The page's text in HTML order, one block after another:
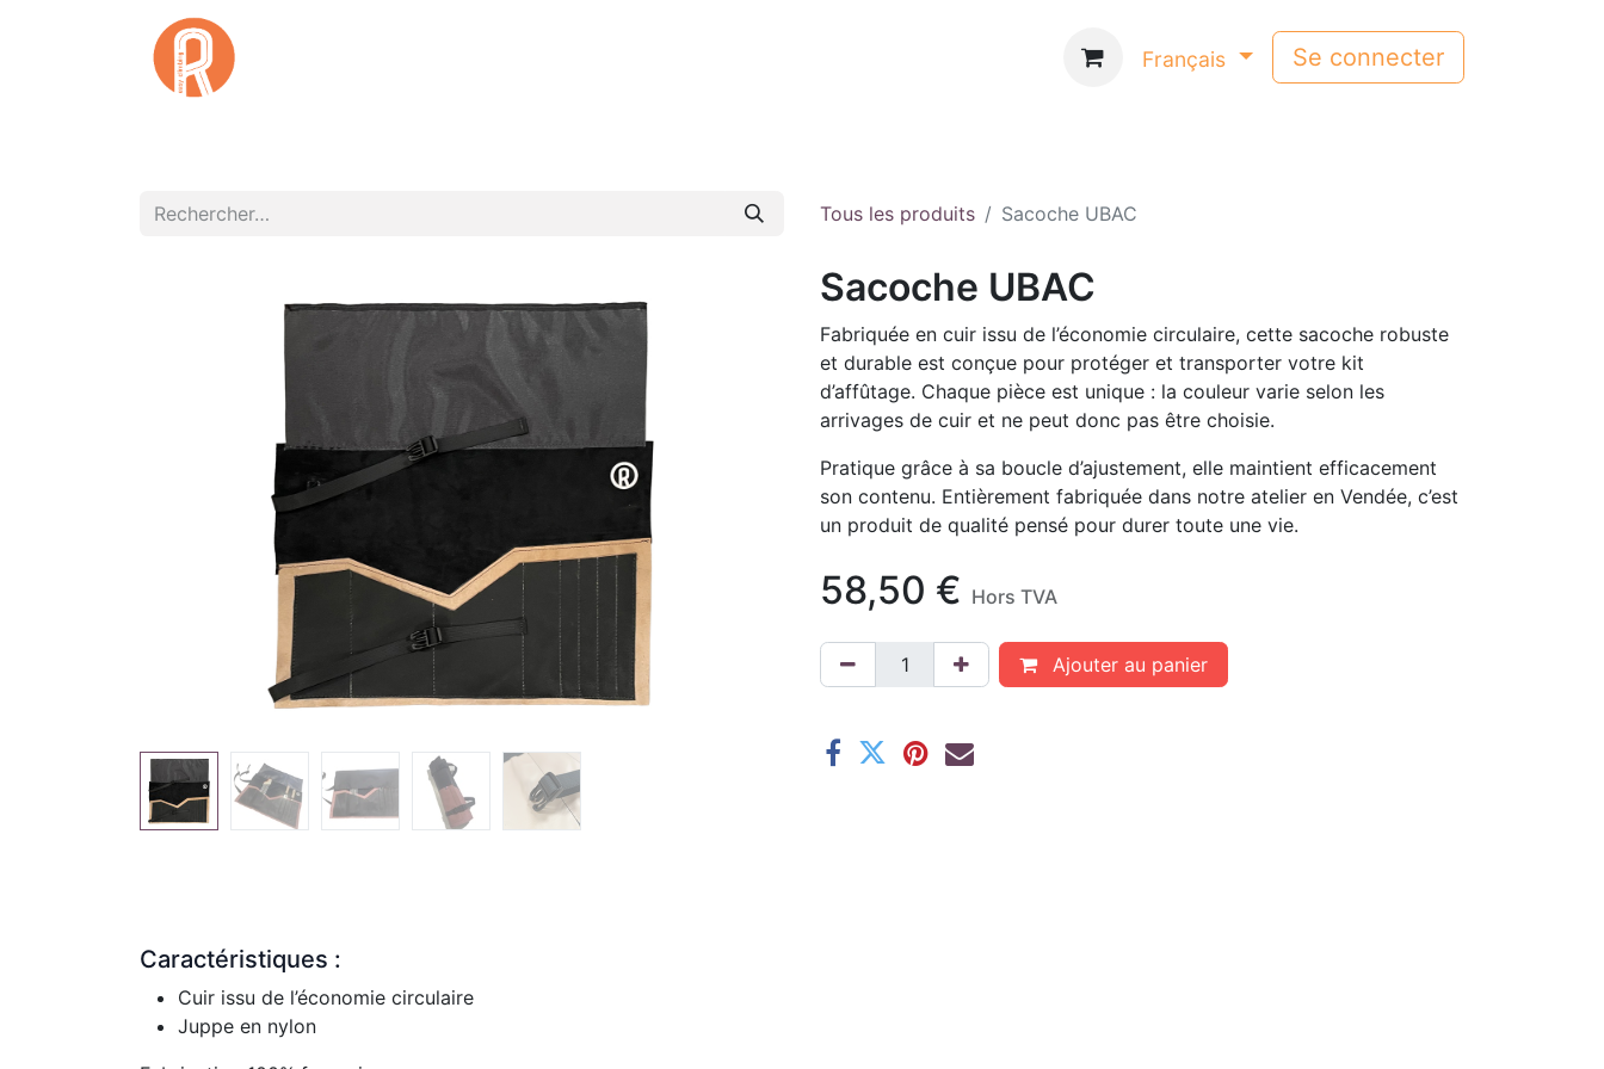
Français Se connecter
Tous les produits Sacoche UBAC
Sacoche UBAC
Fabriquée en cuir issu de l’économie circulaire, cette sacoche robuste
et durable est conçue pour protéger et transporter votre kit
d’affûtage. Chaque pièce est unique : la couleur varie selon les
arrivages de cuir et ne peut donc pas être choisie.
Pratique grâce à sa boucle d’ajustement, elle maintient efficacement
son contenu. Entièrement fabriquée dans notre atelier en Vendée, c’est
un produit de qualité pensé pour durer toute une vie.
58,50 € Hors TVA
Ajouter au panier
Caractéristiques :
Cuir issu de l’économie circulaire
Juppe en nylon